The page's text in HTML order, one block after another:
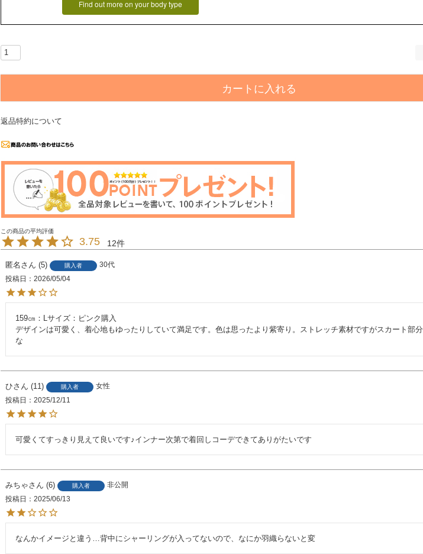
Find out more on your body type
カートに入れる
返品特約について
3.75 12
匿名 5 購入者
30代
投稿日
2026/05/04
159㎝：Lサイズ：ピンク購入
デザインは可愛く、着心地もゆったりしていて満足です。色は思ったより紫寄り。ストレッチ素材ですがスカート部
な
ひ 11 購入者
女性
投稿日
2025/12/11
可愛くてすっきり見えて良いです♪インナー次第で着回しコーデできてありがたいです
みちゃ 6 購入者
非公開
投稿日
2025/06/13
なんかイメージと違う…背中にシャーリングが入ってないので、なにか羽織らないと変